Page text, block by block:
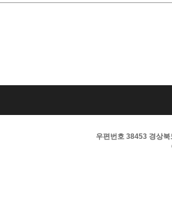
우편번호 38453 경상